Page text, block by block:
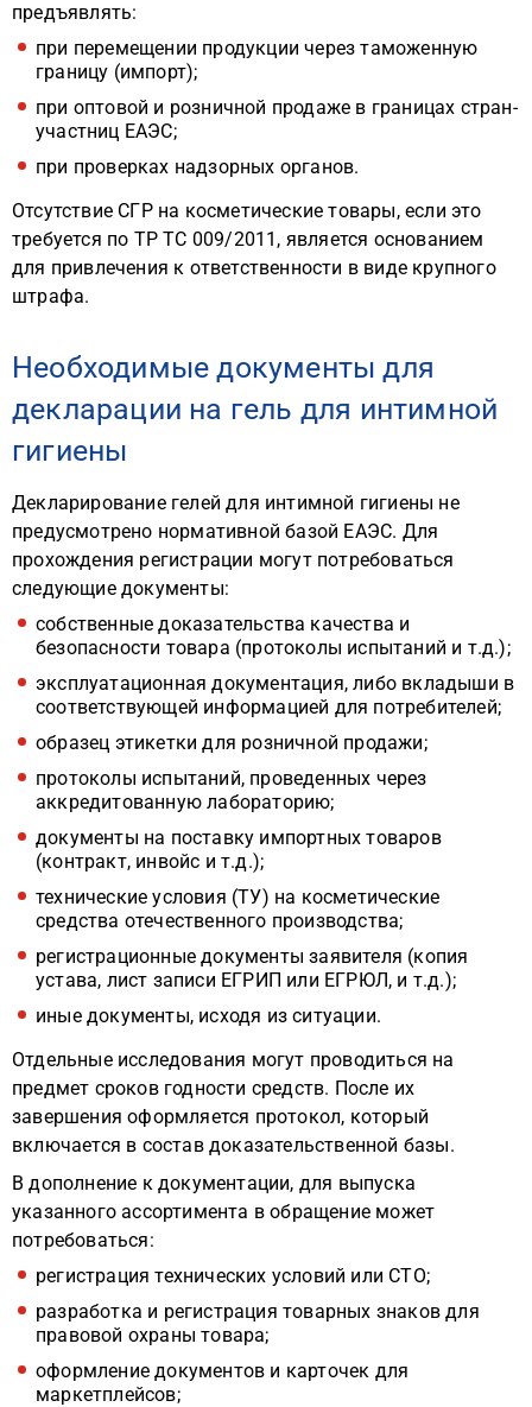
предъявлять:
при перемещении продукции через таможенную
границу (импорт);
при оптовой и розничной продаже в границах стран-
участниц ЕАЭС;
при проверках надзорных органов.
Отсутствие СГР на косметические товары, если это
требуется по ТР ТС 009/2011, является основанием
для привлечения к ответственности в виде крупного
штрафа.
Необходимые документы для
декларации на гель для интимной
гигиены
Декларирование гелей для интимной гигиены не
предусмотрено нормативной базой ЕАЭС. Для
прохождения регистрации могут потребоваться
следующие документы:
собственные доказательства качества и
безопасности товара (протоколы испытаний и т.д.);
эксплуатационная документация, либо вкладыши в
соответствующей информацией для потребителей;
образец этикетки для розничной продажи;
протоколы испытаний, проведенных через
аккредитованную лабораторию;
документы на поставку импортных товаров
(контракт, инвойс и т.д.);
технические условия (ТУ) на косметические
средства отечественного производства;
регистрационные документы заявителя (копия
устава, лист записи ЕГРИП или ЕГРЮЛ, и т.д.);
иные документы, исходя из ситуации.
Отдельные исследования могут проводиться на
предмет сроков годности средств. После их
завершения оформляется протокол, который
включается в состав доказательственной базы.
В дополнение к документации, для выпуска
указанного ассортимента в обращение может
потребоваться:
регистрация технических условий или СТО;
разработка и регистрация товарных знаков для
правовой охраны товара;
оформление документов и карточек для
маркетплейсов;